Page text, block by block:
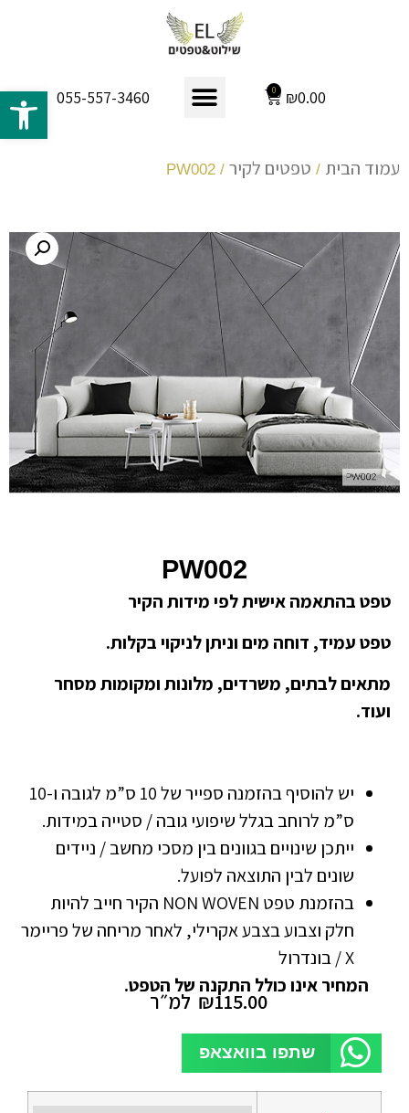
₪0.00
0
055-557-3460
עמוד הבית / טפטים לקיר / PW002
PW002
טפט בהתאמה אישית לפי מידות הקיר
טפט עמיד, דוחה מים וניתן לניקוי בקלות.
מתאים לבתים, משרדים, מלונות ומקומות מסחר
ועוד.
יש להוסיף בהזמנה ספייר של 10 ס”מ לגובה ו-10
ס”מ לרוחב בגלל שיפועי גובה / סטייה במידות.
ייתכן שינויים בגוונים בין מסכי מחשב / ניידים
שונים לבין התוצאה לפועל.
בהזמנת טפט NON WOVEN הקיר חייב להיות
חלק וצבוע בצבע אקרילי, לאחר מריחה של פריימר
X / בונדרול
המחיר אינו כולל התקנה של הטפט.
₪115.00 למ״ר
שתפו בוואצאפ